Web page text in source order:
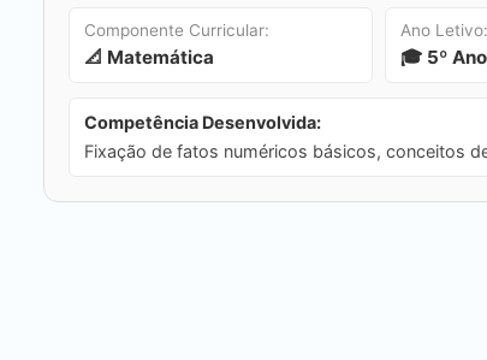
Componente Curricular:
📐 Matemática
Ano Letivo:
🎓 5º Ano
Competência Desenvolvida:
Fixação de fatos numéricos básicos, conceitos